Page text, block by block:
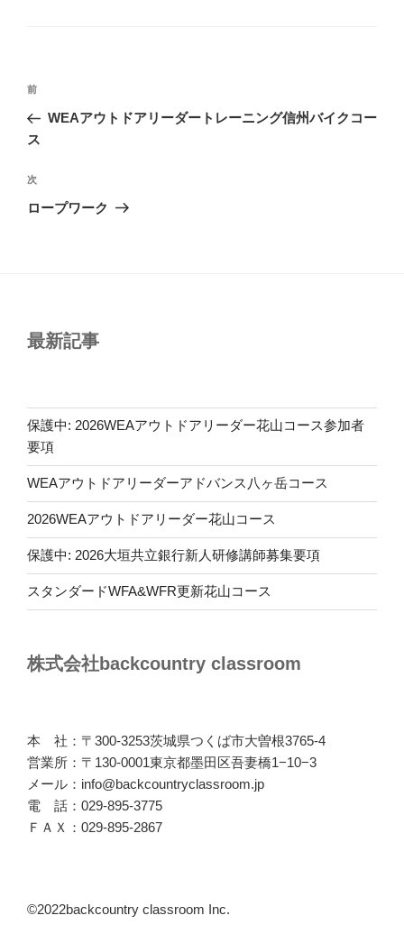
投
ナ
ゲ
ー
前
の
投
前
WEAアウトドアリーダートレーニング信州バイクコー
ス
次
の
次
ロープワーク
最新記事
保護中: 2026WEAアウトドアリーダー花山コース参加者
要項
WEAアウトドアリーダーアドバンス八ヶ岳コース
2026WEAアウトドアリーダー花山コース
保護中: 2026大垣共立銀行新人研修講師募集要項
スタンダードWFA&WFR更新花山コース
株式会社backcountry classroom
本 社：〒300-3253茨城県つくば市大曽根3765-4
営業所：〒130-0001東京都墨田区吾妻橋1−10−3
メール：info@backcountryclassroom.jp
電 話：029-895-3775
ＦＡＸ：029-895-2867
©2022backcountry classroom Inc.